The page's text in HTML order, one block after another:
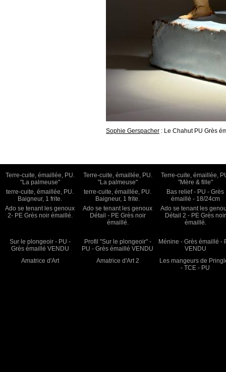
Sophie Gerspacher : Le Chahut PU Grès
Terre-cuite, émaillée, PU.
"La palmeuse"
Terre-cuite, émaillée, PU.
"La palmeuse"
Terre-cuite, émaillée,
"Mère & fille"
terre-cuite, émaillée, PU.
Baigneur, 1 frite.
terre-cuite, émaillée, PU.
Baigneur, 1 frite.
Bas relief - PU - Grès
émaillé - 18/24cm
Ado se tenant les genoux
2- PE Grès noir émaillé.
Ado se tenant les genoux
Détail - PE Grès noir
émaillé.
Ado se tenant les
Détail 2 - PE Grès noir
émaillé.
Sur le plongeoir - PU -
Grès émaillé VENDU
Profil "Sur le plongeoir" -
PU - Grès émaillé VENDU
Ménine - Grès émaillé -
VENDU
Amatrice d'Art
Amatrice d'Art 2
Les mangeurs de
- TCE - PU